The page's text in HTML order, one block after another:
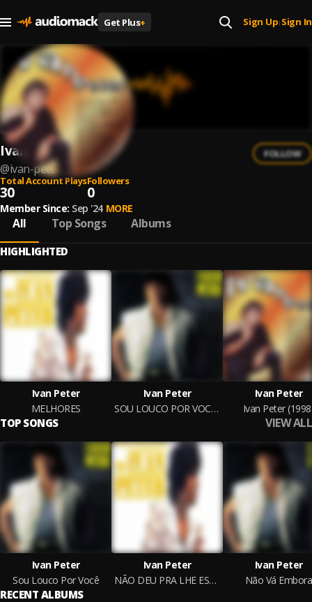
Get Plus+ Sign Up| Sign In
Ivan Peter
@ivan-peter-3
FOLLOW
Total Account Plays
30
Followers
0
Member Since: Sep '24 MORE
All Top Songs Albums
HIGHLIGHTED
Ivan Peter
MELHORES
Ivan Peter
SOU LOUCO POR VOCÊ - 1988
Ivan Peter
Ivan Peter
TOP SONGS VIEW ALL
Ivan Peter
Sou Louco Por Você
Ivan Peter
NÃO DEU PRA LHE ESQUECER
Ivan Peter
Não Vá Embora
RECENT ALBUMS